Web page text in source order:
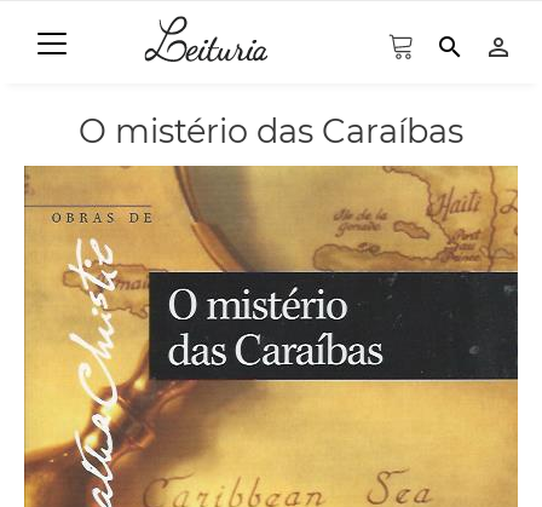
search person_outline
O mistério das Caraíbas